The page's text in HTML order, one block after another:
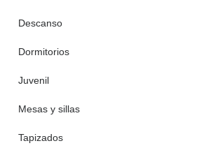
Descanso
Dormitorios
Juvenil
Mesas y sillas
Tapizados